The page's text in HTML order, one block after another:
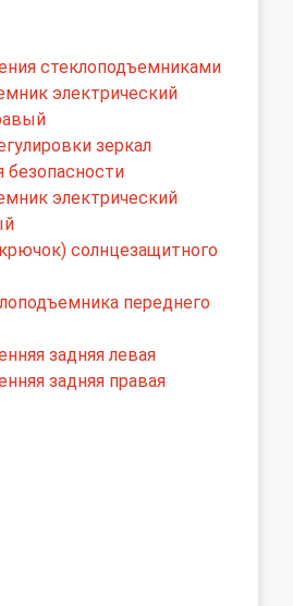
стеклоподъемниками
электрический
зеркал
безопасности
электрический
солнцезащитного
переднего
задняя левая
задняя правая